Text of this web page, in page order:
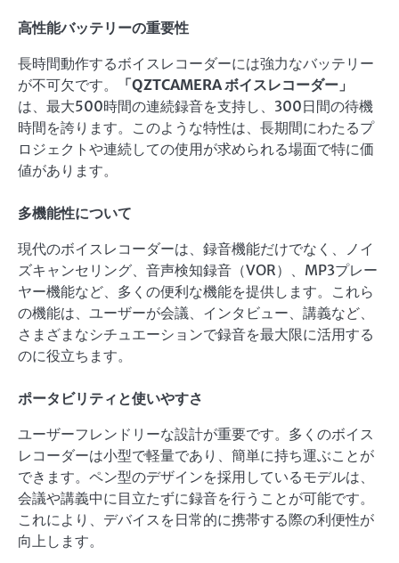
高性能バッテリーの重要性
長時間動作するボイスレコーダーには強力なバッテリー
が不可欠です。
「QZTCAMERA ボイスレコーダー」
は、最大500時間の連続録音を支持し、300日間の待機
時間を誇ります。このような特性は、長期間にわたるプ
ロジェクトや連続しての使用が求められる場面で特に価
値があります。
多機能性について
現代のボイスレコーダーは、録音機能だけでなく、ノイ
ズキャンセリング、音声検知録音（VOR）、MP3プレー
ヤー機能など、多くの便利な機能を提供します。これら
の機能は、ユーザーが会議、インタビュー、講義など、
さまざまなシチュエーションで録音を最大限に活用する
のに役立ちます。
ポータビリティと使いやすさ
ユーザーフレンドリーな設計が重要です。多くのボイス
レコーダーは小型で軽量であり、簡単に持ち運ぶことが
できます。ペン型のデザインを採用しているモデルは、
会議や講義中に目立たずに録音を行うことが可能です。
これにより、デバイスを日常的に携帯する際の利便性が
向上します。